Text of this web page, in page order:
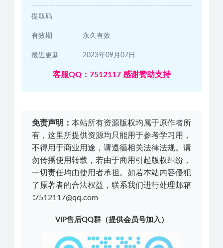
提取码
有效期 永久有效
最近更新 2023年09月07日
客服QQ：7512117 感谢赞助支持
免责声明： 本站所有资源版权均属于原作者所
有，这里所提供资源均只能用于参考学习用，
不得用于商业用途，请遵循相关法律法规。请
勿传播使用转载，若由于商用引起版权纠纷，
一切责任均由使用者承担。如若本站内容侵犯
了原著者的合法权益，联系我们进行处理邮箱
∶7512117@qq.com
VIP售后QQ群（提供会员号加入）